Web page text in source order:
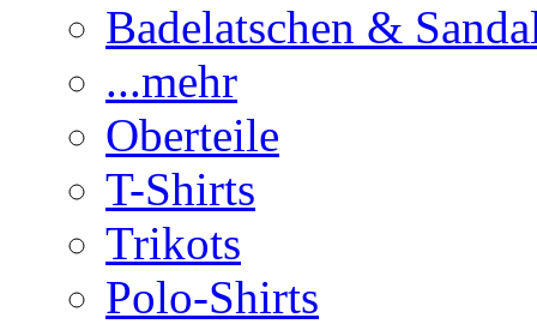
Badelatschen &
...mehr
Oberteile
T-Shirts
Trikots
Polo-Shirts